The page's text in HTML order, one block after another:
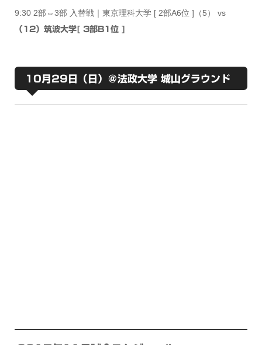
9:30 2部⇔3部 入替戦｜東京理科大学 [ 2部A6位 ]（5） vs
（12）筑波大学[ 3部B1位 ]
10月29日（日）＠法政大学 城山グラウンド